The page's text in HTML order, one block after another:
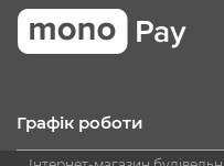
Графік роботи